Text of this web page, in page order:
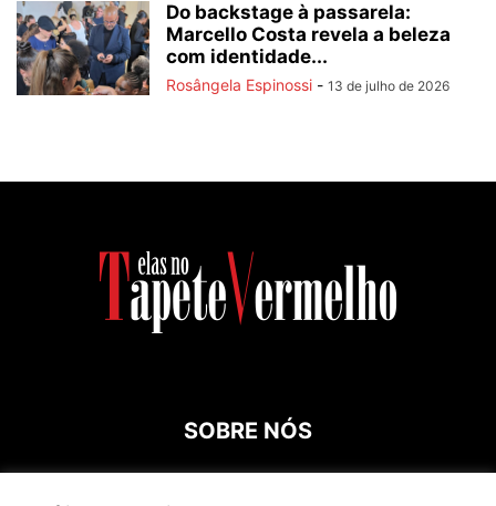
Do backstage à passarela:
Marcello Costa revela a beleza
com identidade...
Rosângela Espinossi - 13 de julho de 2026
SOBRE NÓS
Contato: